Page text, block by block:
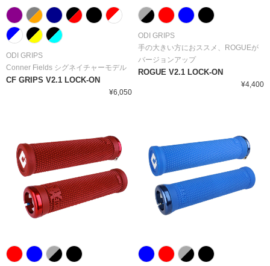
ODI GRIPS
Conner Fields シグネイチャーモデル
CF GRIPS V2.1 LOCK-ON
¥6,050
ODI GRIPS
手の大きい方におススメ、ROGUEが
バージョンアップ
ROGUE V2.1 LOCK-ON
¥4,400